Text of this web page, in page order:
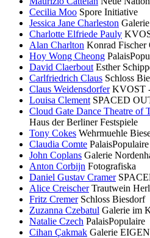
Cecilia Moo Spore Initiative
Jessica Jane Charleston
Charlotte Elfriede Pauly
Alan Charlton Konrad Fischer
Hoy Wong Cheong
David Claerbout Esther
Carlfriedrich Claus Schloss
Claus Weidensdorfer KVOST
Louisa Clement SPACED
Cloud Gate Dance Theatre of
Haus der Berliner Festspiele
Tony Cokes Wehrmuehle
Claudia Comte PalaisPopulaire
John Coplans Galerie
Anton Corbijn Fotografiska
Daniel Gustav Cramer
Alice Creischer Trautwein
Fritz Cremer Schloss Biesdorf
Zuzanna Czebatul Galerie im
Natalie Czech PalaisPopulaire
Cihan Çakmak Galerie